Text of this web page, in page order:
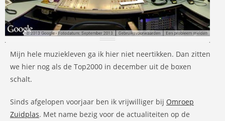
Mijn hele muziekleven ga ik hier niet neertikken. Dan zitten
we hier nog als de Top2000 in december uit de boxen
schalt.
Sinds afgelopen voorjaar ben ik vrijwilliger bij Omroep
Zuidplas. Met name bezig voor de actualiteiten op de